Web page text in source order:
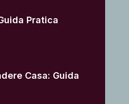
Pratica
Casa: Guida